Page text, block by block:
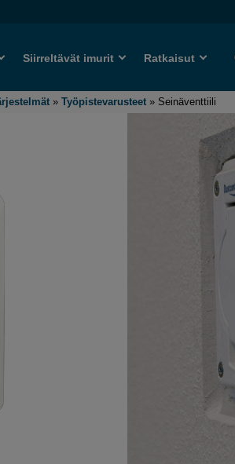
Siirreltävät imurit Ratkaisut
» Työpistevarusteet » Seinäventtiili